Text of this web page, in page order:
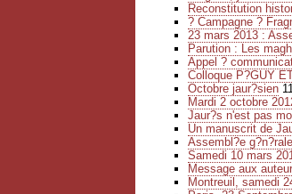
Reconstitution
? Campagne ?
23 mars 2013 :
Parution : Les
Appel ?
Colloque P?GUY
Octobre jaur?sien
Mardi 2 octobre
Jaur?s n'est pas
Un manuscrit de
Assembl?e
Samedi 10 mars
Message aux
Montreuil, samedi